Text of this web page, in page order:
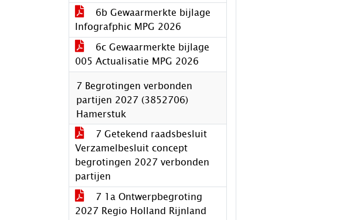
6b Gewaarmerkte bijlage
Infografphic MPG 2026
6c Gewaarmerkte bijlage
005 Actualisatie MPG 2026
7 Begrotingen verbonden
partijen 2027 (3852706)
Hamerstuk
7 Getekend raadsbesluit
Verzamelbesluit concept
begrotingen 2027 verbonden
partijen
7 1a Ontwerpbegroting
2027 Regio Holland Rijnland